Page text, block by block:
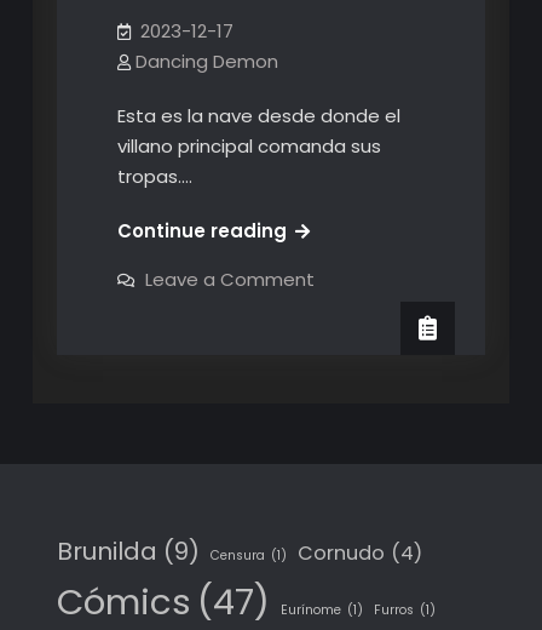
2023-12-17
Dancing Demon
Esta es la nave desde donde el
villano principal comanda sus
tropas.…
Continue readingLa
nodriza
Leave a Commenton
Brunilda (9) Censura (1) Cornudo (4)
Cómics (47) Eurínome (1) Furros (1)